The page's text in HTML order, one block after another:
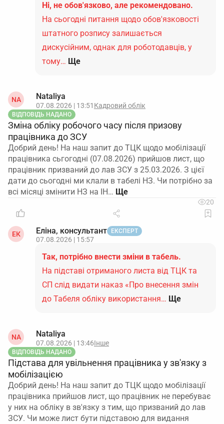
Ні, не обов'язково, але рекомендовано.
На сьогодні питання щодо обов'язковості
штатного розпису залишається
дискусійним, однак для роботодавців, у
тому… Ще
NA Nataliya
07.08.2026 | 13:51 Кадровий облік
ВІДПОВІДЬ НАДАНО
Зміна обліку робочого часу після призову
працівника до ЗСУ
Добрий день! На наш запит до ТЦК щодо мобілізації
працівника сьгогодні (07.08.2026) прийшов лист, що
працівник призваний до лав ЗСУ з 25.03.2026. З цієї
дати до сьогодні ми клали в табелі НЗ. Чи потрібно за
всі місяці змінити НЗ на ІН…
20
ЕК Еліна, консультант ЕКСПЕРТ
07.08.2026 | 15:57
Так, потрібно внести зміни в табель.
На підставі отриманого листа від ТЦК та
СП слід видати наказ «Про внесення змін
до Табеля обліку використання… Ще
NA Nataliya
07.08.2026 | 13:46Інше
ВІДПОВІДЬ НАДАНО
Підстава для увільнення працівника у зв'язку з
мобілізацією
Добрий день! На наш запит до ТЦК щодо мобілізації
працівника прийшов лист, що працівник не перебуває
у них на обліку в зв'язку з тим, що призваний до лав
ЗСУ. Чи може лист бути підставою для видання